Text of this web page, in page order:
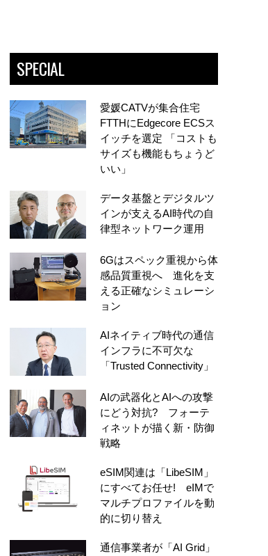
SPECIAL
愛媛CATVが集合住宅
FTTHにEdgecore ECSス
イッチを選定 「コストも
サイズも機能もちょうど
いい」
データ基盤とデジタルツ
インが支えるAI時代の自
律型ネットワーク運用
6Gはスペック重視から体
感品質重視へ 進化を支
える正確なシミュレーシ
ョン
AIネイティブ時代の通信
インフラに不可欠な
「Trusted Connectivity」
AIの武器化とAIへの攻撃
にどう対抗? フォーテ
ィネットが描く新・防御
戦略
eSIM関連は「LibeSIM」
にすべてお任せ! eIMで
マルチプロファイルを動
的に切り替え
通信事業者が「AI Grid」